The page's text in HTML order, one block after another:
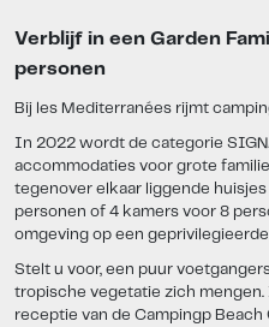
Verblijf in een Garden
personen
Bij les Mediterranées rijmt
In 2022 wordt de categorie
accommodaties voor grote
tegenover elkaar liggende
personen of 4 kamers voor 8
omgeving op een
Stelt u voor, een puur
tropische vegetatie zich mengen.
receptie van de Campingp Beach